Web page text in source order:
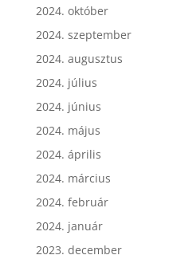
2024. október
2024. szeptember
2024. augusztus
2024. július
2024. június
2024. május
2024. április
2024. március
2024. február
2024. január
2023. december